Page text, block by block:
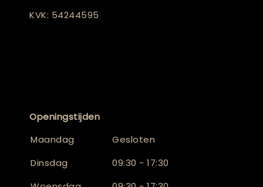
KVK: 54244595
Openingstijden
Maandag
Gesloten
Dinsdag
09:30 - 17:30